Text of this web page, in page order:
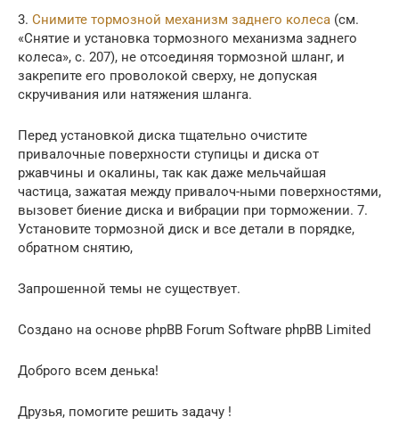
3. Снимите тормозной механизм заднего колеса (см.
«Снятие и установка тормозного механизма заднего
колеса», с. 207), не отсоединяя тормозной шланг, и
закрепите его проволокой сверху, не допуская
скручивания или натяжения шланга.
Перед установкой диска тщательно очистите
привалочные поверхности ступицы и диска от
ржавчины и окалины, так как даже мельчайшая
частица, зажатая между привалоч-ными поверхностями,
вызовет биение диска и вибрации при торможении. 7.
Установите тормозной диск и все детали в порядке,
обратном снятию,
Запрошенной темы не существует.
Создано на основе phpBB Forum Software phpBB Limited
Доброго всем денька!
Друзья, помогите решить задачу !